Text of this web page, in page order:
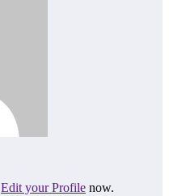
Edit your Profile now.